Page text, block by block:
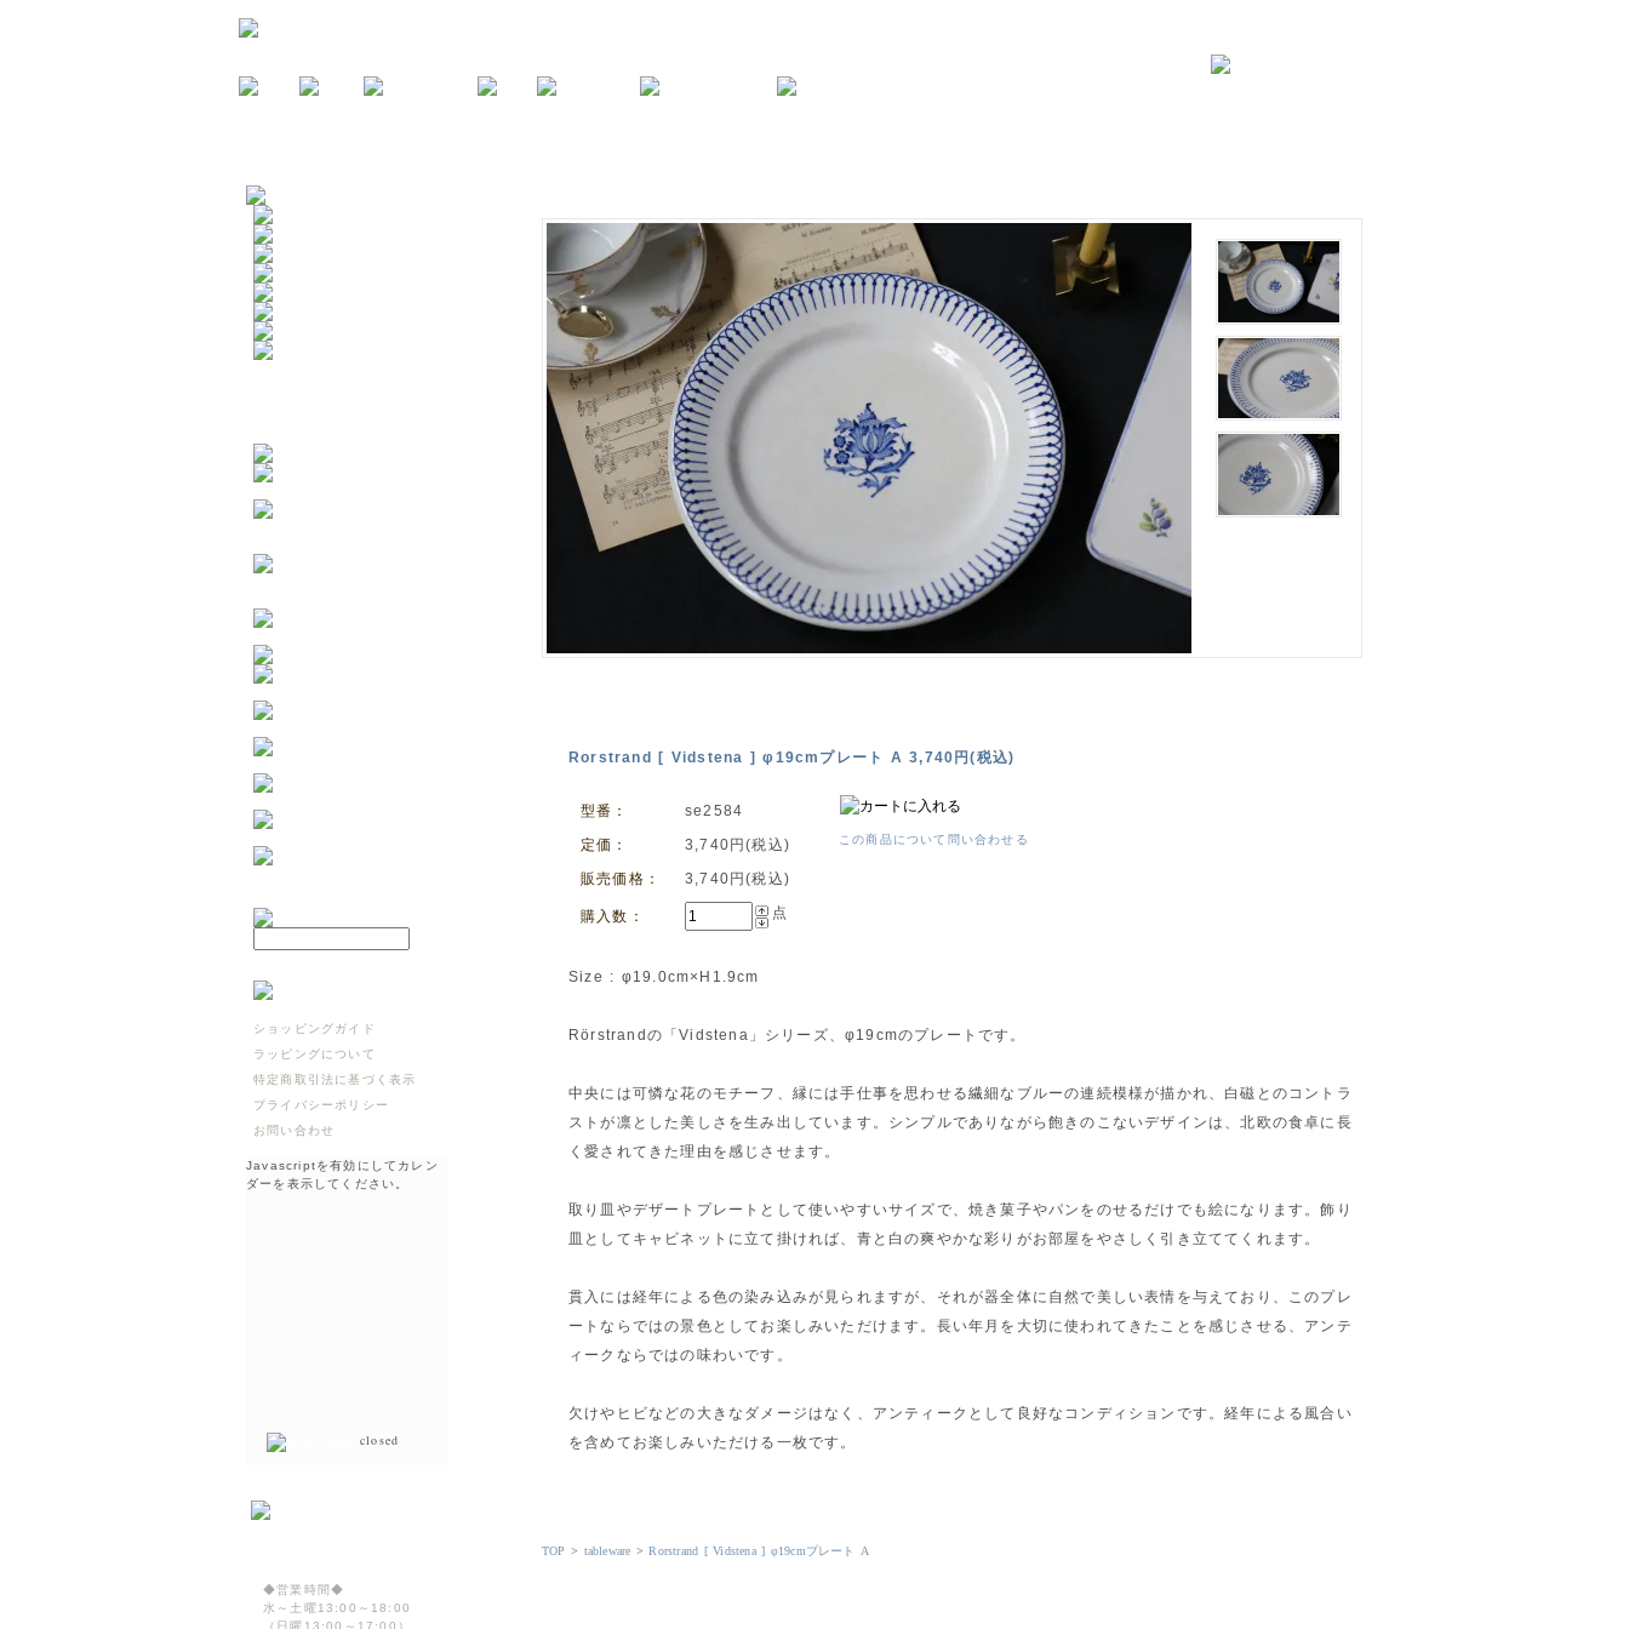
Rorstrand [ Vidstena ] φ19cmプレート A 3,740円(税込)
型番：
se2584
定価：
3,740円(税込)
販売価格：
3,740円(税込)
購入数： 点
この商品について問い合わせる
Size : φ19.0cm×H1.9cm
Rörstrandの「Vidstena」シリーズ、φ19cmのプレートです。
中央には可憐な花のモチーフ、縁には手仕事を思わせる繊細なブルーの連続模様が描かれ、白磁とのコントラ
ストが凛とした美しさを生み出しています。シンプルでありながら飽きのこないデザインは、北欧の食卓に長
く愛されてきた理由を感じさせます。
取り皿やデザートプレートとして使いやすいサイズで、焼き菓子やパンをのせるだけでも絵になります。飾り
皿としてキャビネットに立て掛ければ、青と白の爽やかな彩りがお部屋をやさしく引き立ててくれます。
貫入には経年による色の染み込みが見られますが、それが器全体に自然で美しい表情を与えており、このプレ
ートならではの景色としてお楽しみいただけます。長い年月を大切に使われてきたことを感じさせる、アンテ
ィークならではの味わいです。
欠けやヒビなどの大きなダメージはなく、アンティークとして良好なコンディションです。経年による風合い
を含めてお楽しみいただける一枚です。
TOP > tableware >Rorstrand [ Vidstena ] φ19cmプレート A
ショッピングガイド
ラッピングについて
特定商取引法に基づく表示
プライバシーポリシー
お問い合わせ
Javascriptを有効にしてカレン
ダーを表示してください。
closed
◆営業時間◆
水～土曜13:00～18:00
（日曜13:00～17:00）